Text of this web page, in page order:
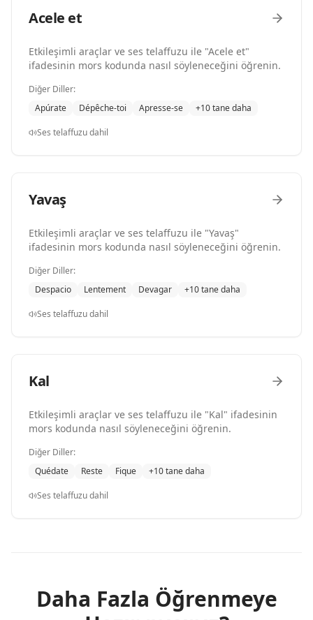
Acele et
Etkileşimli araçlar ve ses telaffuzu ile "Acele et"
ifadesinin mors kodunda nasıl söyleneceğini öğrenin.
Diğer Diller:
Apúrate
Dépêche-toi Apresse-se +10 tane daha
Ses telaffuzu dahil
Yavaş
Etkileşimli araçlar ve ses telaffuzu ile "Yavaş"
ifadesinin mors kodunda nasıl söyleneceğini öğrenin.
Diğer Diller:
Despacio
Lentement Devagar +10 tane daha
Ses telaffuzu dahil
Kal
Etkileşimli araçlar ve ses telaffuzu ile "Kal" ifadesinin
mors kodunda nasıl söyleneceğini öğrenin.
Diğer Diller:
Quédate
Reste Fique +10 tane daha
Ses telaffuzu dahil
Daha Fazla Öğrenmeye